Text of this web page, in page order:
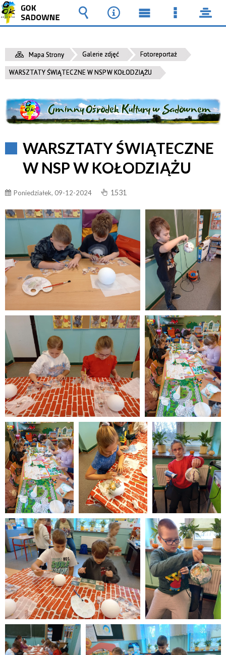
Mapa Strony Galerie zdjęć Fotoreportaż
WARSZTATY ŚWIĄTECZNE W NSP W KOŁODZIĄŻU
WARSZTATY ŚWIĄTECZNE
W NSP W KOŁODZIĄŻU
Poniedziałek, 09-12-2024 1531
Wyszukiwarka
Narzędzia
MenuMenu